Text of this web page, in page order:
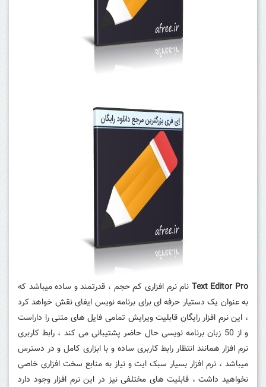
Text Editor Pro نام نرم افزاری کم حجم ، قدرتمند و ساده میباشد که
به عنوان یک دستیار حرفه ای برای برنامه نویس ایفای نقش خواهد کرد
، این نرم افزار رایگان قابلیت ویرایش تمامی فایل های متنی را داراست
و از 50 زبان برنامه نویسی حال حاضر پشتیبانی می کند ، رابط کاربری
نرم افزار همانند انتظار رابط کاربری ساده و با ابزاری کامل و در دسترس
میباشد ، نرم افزار بسیار سبک ایت و نیاز به منابع سخت افزاری خاصی
نخواهید داشت ، قابلیت های مختلفی نیز در این نرم افزار وجود دارد